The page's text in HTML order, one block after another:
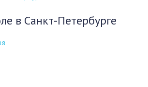
в Санкт-Петербурге